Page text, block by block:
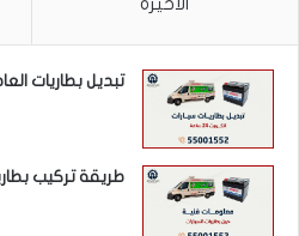
تبديل بطاريات
طريقة تركيب